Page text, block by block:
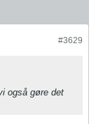
#3629
også gøre det